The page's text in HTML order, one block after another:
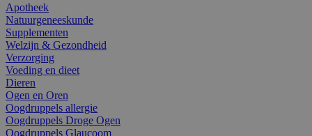
Apotheek
Natuurgeneeskunde
Supplementen
Welzijn & Gezondheid
Verzorging
Voeding en dieet
Dieren
Ogen en Oren
Oogdruppels allergie
Oogdruppels Droge Ogen
Oogdruppels Glaucoom